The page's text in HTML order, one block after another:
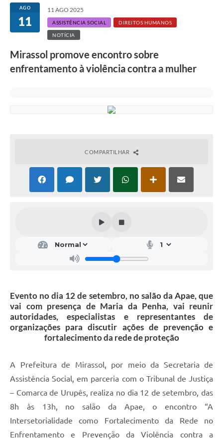
AGO
11
11 AGO 2025
ASSISTÊNCIA SOCIAL DIREITOS HUMANOS
NOTÍCIA
Mirassol promove encontro sobre
enfrentamento à violência contra a mulher
COMPARTILHAR
Evento no dia 12 de setembro, no salão da Apae, que
vai com presença de Maria da Penha, vai reunir
autoridades, especialistas e representantes de
organizações para discutir ações de prevenção e
fortalecimento da rede de proteção
A Prefeitura de Mirassol, por meio da Secretaria de
Assistência Social, em parceria com o Tribunal de Justiça
– Comarca de Urupês, realiza no dia 12 de setembro, das
8h às 13h, no salão da Apae, o encontro “A
Intersetorialidade como Fortalecimento da Rede no
Enfrentamento e Prevenção da Violência contra a